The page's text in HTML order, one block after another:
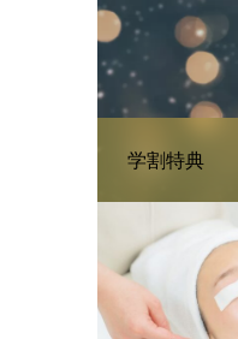
学割特典